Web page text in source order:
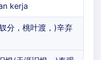
kerja
分，桃叶渡，)辛弃